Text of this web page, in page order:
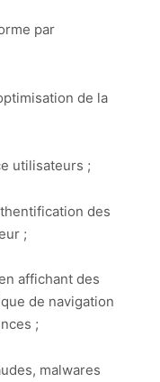
par
de la
utilisateurs ;
des
;
affichant des
de navigation
;
malwares